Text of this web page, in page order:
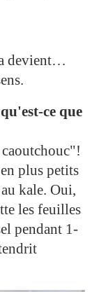
devient…
ce que
plus petits
kale. Oui,
les feuilles
pendant 1-